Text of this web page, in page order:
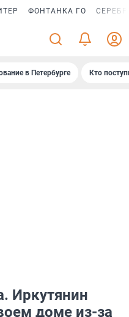
ФОНТАНКА ГО
в Петербурге Кто
Иркутянин
доме из-за